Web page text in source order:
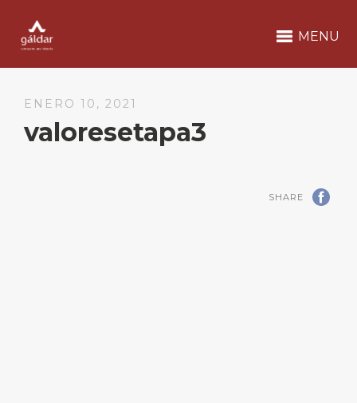
MENU
ENERO 10, 2021
valoresetapa3
SHARE